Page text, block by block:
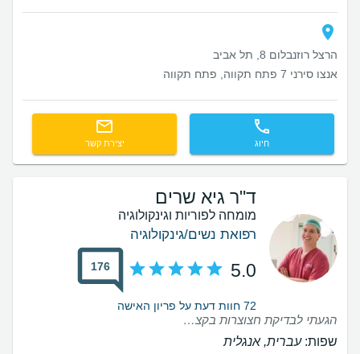
הרצל רוזנבלום 8, תל אביב
אנצו סירני 7 פתח תקווה, פתח תקווה
חיוג יצירת קשר
ד"ר גיא שרים
מומחה לפוריות וגינקולוגיה
רפואת נשים/גינקולוגיה
5.0
176
72 חוות דעת על פריון האישה
הגעתי לבדיקת חצוצרות בקצף עם הרבה חששות, אבל מהרגע שנכנסתי הרגשתי שאני בידיים טובות. ד”ר שרים היה מקצועי, סבלני ואנושי. הוא הסביר לי את כל התהליך לפני הבדיקה, הרגיע לאורך כל הדרך, ובסיום עבר איתי על התוצאות בצורה ברורה ומכבדת. היחס האישי והאכפתיות שלו הפכו חוויה מלחיצה להרבה יותר נעימה. ממליצה עליו מכל הלב לכל מי שנמצאת בתהליך דומה.
שפות:עברית, אנגלית